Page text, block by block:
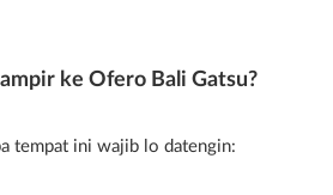
ke Ofero Bali Gatsu?
tempat ini wajib lo datengin: